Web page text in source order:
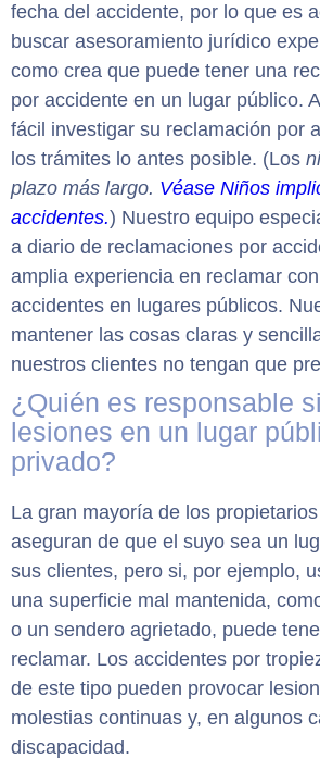
fecha del accidente, por lo que es
buscar asesoramiento jurídico
como crea que puede tener una
por accidente en un lugar público.
fácil investigar su reclamación por
los trámites lo antes posible. (Los
plazo más largo. Véase Niños
accidentes.) Nuestro equipo
a diario de reclamaciones por
amplia experiencia en reclamar
accidentes en lugares públicos.
mantener las cosas claras y
nuestros clientes no tengan que
¿Quién es responsable
lesiones en un lugar
privado?
La gran mayoría de los
aseguran de que el suyo sea un
sus clientes, pero si, por ejemplo,
una superficie mal mantenida,
o un sendero agrietado, puede
reclamar. Los accidentes por
de este tipo pueden provocar
molestias continuas y, en algunos
discapacidad.